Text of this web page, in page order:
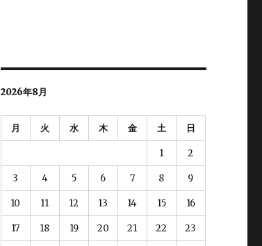
2026年8月
月 火 水 木 金 土 日
1 2
3 4 5 6 7 8 9
10 11 12 13 14 15 16
17 18 19 20 21 22 23